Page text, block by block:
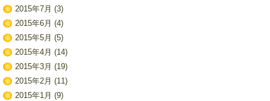
2015年7月 (3)
2015年6月 (4)
2015年5月 (5)
2015年4月 (14)
2015年3月 (19)
2015年2月 (11)
2015年1月 (9)